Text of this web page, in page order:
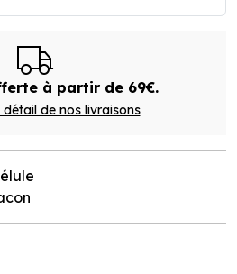
à partir de 69€.
détail de nos livraisons